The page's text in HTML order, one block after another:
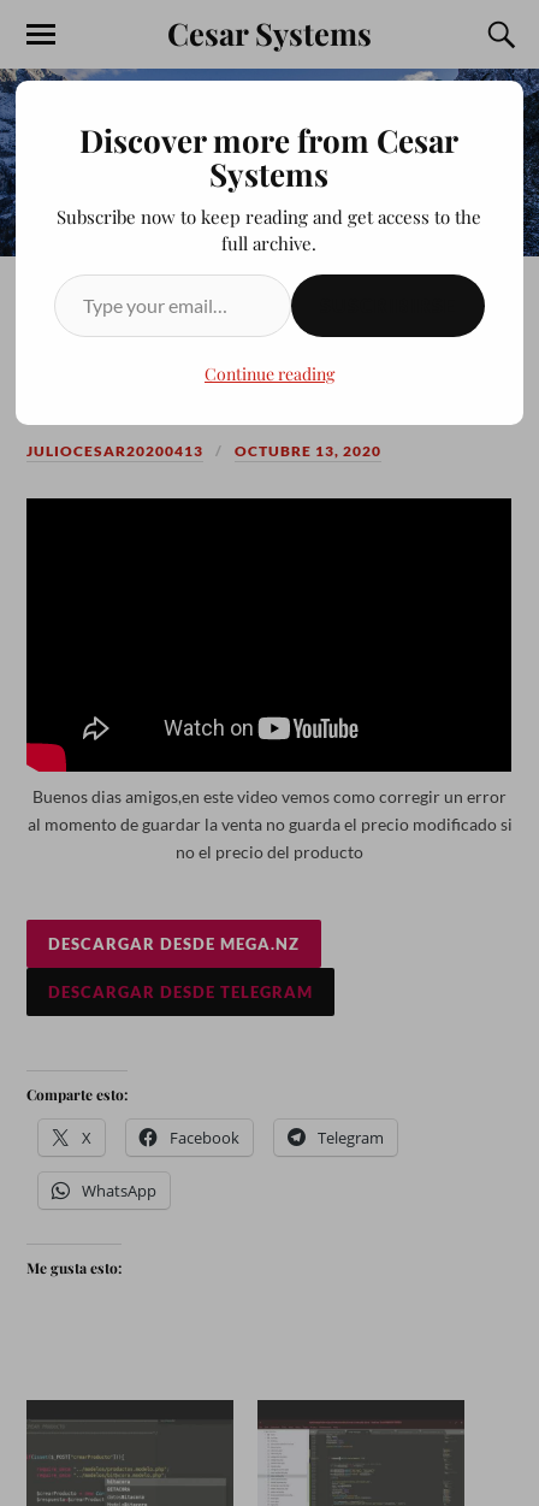
Cesar Systems
CORRECCIÓN PRECIO DE
VENTA CORRECTO #49
JULIOCESAR20200413 OCTUBRE 13, 2020
Buenos dias amigos,en este video vemos como corregir un error
al momento de guardar la venta no guarda el precio modificado si
no el precio del producto
DESCARGAR DESDE MEGA.NZ
DESCARGAR DESDE TELEGRAM
Comparte esto:
X Facebook Telegram
WhatsApp
Me gusta esto:
Discover more from Cesar
Systems
Subscribe now to keep reading and get access to the
full archive.
Continue reading